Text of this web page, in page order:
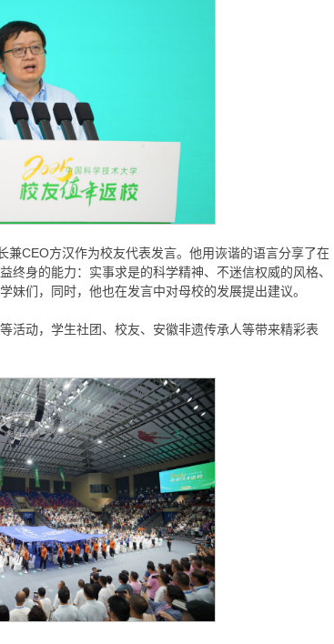
兼CEO方汉作为校友代表发言。他用诙谐的语言分享了在
终身的能力：实事求是的科学精神、不迷信权威的风格、
妹们，同时，他也在发言中对母校的发展提出建议。
活动，学生社团、校友、安徽非遗传承人等带来精彩表